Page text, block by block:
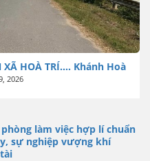
HOÀ TRÍ…. Khánh Hoà
2026
làm việc hợp lí chuẩn
sự nghiệp vượng khí